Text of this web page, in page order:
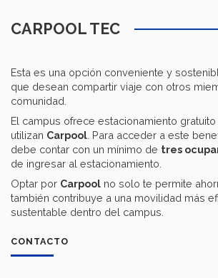
CARPOOL TEC
Esta es una opción conveniente y
que desean compartir viaje con otros
comunidad.
El campus ofrece estacionamiento
utilizan Carpool. Para acceder a este
debe contar con un mínimo de tres
de ingresar al estacionamiento.
Optar por Carpool no solo te permite
también contribuye a una movilidad más
sustentable dentro del campus.
CONTACTO